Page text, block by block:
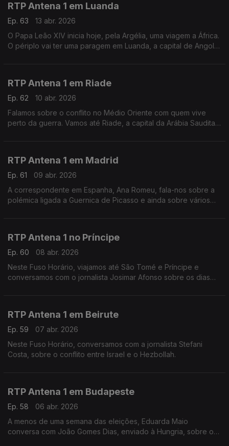
RTP Antena 1 em Luanda
Ep. 63
13 abr. 2026
O Papa Leão XIV inicia hoje, pela Argélia, uma viagem a África.
O périplo vai ter uma paragem em Luanda, a capital de Angola,
RTP Antena 1 em Riade
Ep. 62
10 abr. 2026
Falamos sobre o conflito no Médio Oriente com quem vive
perto da guerra. Vamos até Riade, a capital da Arábia Saudita,
RTP Antena 1 em Madrid
Ep. 61
09 abr. 2026
A correspondente em Espanha, Ana Romeu, fala-nos sobre a
polémica ligada a Guernica de Picasso e ainda sobre vários
RTP Antena 1 no Príncipe
Ep. 60
08 abr. 2026
Neste Fuso Horário, viajamos até São Tomé e Príncipe e
conversamos com o jornalista Josimar Afonso sobre os dias
RTP Antena 1 em Beirute
Ep. 59
07 abr. 2026
Neste Fuso Horário, conversamos com a jornalista Stefani
Costa, sobre o conflito entre Israel e o Hezbollah.
RTP Antena 1 em Budapeste
Ep. 58
06 abr. 2026
A menos de uma semana das eleições, Eduarda Maio
conversa com João Gomes Dias, enviado à Hungria, sobre os